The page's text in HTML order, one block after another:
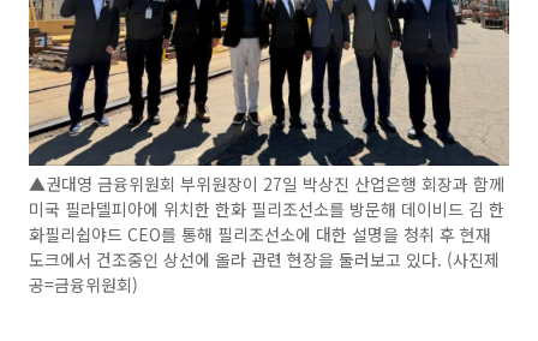
▲권대영 금융위원회 부위원장이 27일 박상진 산업은행 회장과 함께
미국 필라델피아에 위치한 한화 필리조선소를 방문해 데이비드 김 한
화필리쉽야드 CEO를 통해 필리조선소에 대한 설명을 청취 후 현재
도크에서 건조중인 상선에 올라 관련 현장을 둘러보고 있다. (사진제
공=금융위원회)